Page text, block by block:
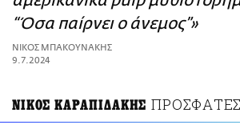
ΑΜΠΑ
PRINT
“Όσα παίρνει ο άνεμος”»
ΝΙΚΟΣ ΜΠΑΚΟΥΝΑΚΗΣ
9.7.2024
ΝΙΚΟΣ ΚΑΡΑΠΙΔΑΚΗΣ ΠΡΟΣΦΑΤΕΣ